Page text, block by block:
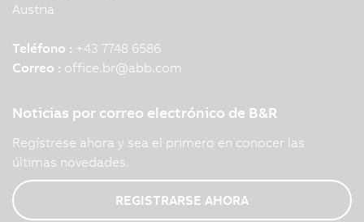
Austria
Teléfono : +43 7748 6586
Correo : office.br@abb.com
Noticias por correo electrónico de B&R
Regístrese ahora y sea el primero en conocer las
últimas novedades.
REGISTRARSE AHORA